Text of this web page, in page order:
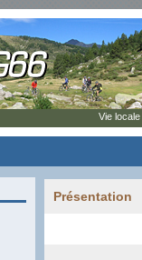
Présentation
Vie